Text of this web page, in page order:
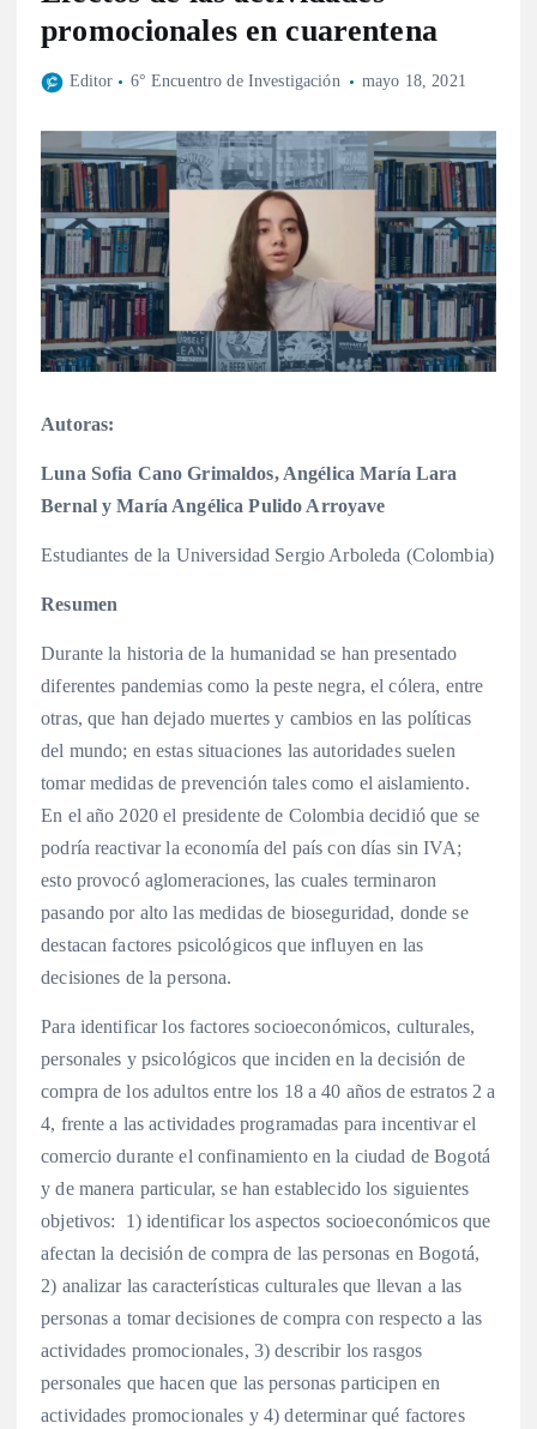
promocionales en cuarentena
Editor 6° Encuentro de Investigación mayo 18, 2021
Autoras:
Luna Sofia Cano Grimaldos, Angélica María Lara
Bernal y María Angélica Pulido Arroyave
Estudiantes de la Universidad Sergio Arboleda (Colombia)
Resumen
Durante la historia de la humanidad se han presentado
diferentes pandemias como la peste negra, el cólera, entre
otras, que han dejado muertes y cambios en las políticas
del mundo; en estas situaciones las autoridades suelen
tomar medidas de prevención tales como el aislamiento.
En el año 2020 el presidente de Colombia decidió que se
podría reactivar la economía del país con días sin IVA;
esto provocó aglomeraciones, las cuales terminaron
pasando por alto las medidas de bioseguridad, donde se
destacan factores psicológicos que influyen en las
decisiones de la persona.
Para identificar los factores socioeconómicos, culturales,
personales y psicológicos que inciden en la decisión de
compra de los adultos entre los 18 a 40 años de estratos 2 a
4, frente a las actividades programadas para incentivar el
comercio durante el confinamiento en la ciudad de Bogotá
y de manera particular, se han establecido los siguientes
objetivos: 1) identificar los aspectos socioeconómicos que
afectan la decisión de compra de las personas en Bogotá,
2) analizar las características culturales que llevan a las
personas a tomar decisiones de compra con respecto a las
actividades promocionales, 3) describir los rasgos
personales que hacen que las personas participen en
actividades promocionales y 4) determinar qué factores